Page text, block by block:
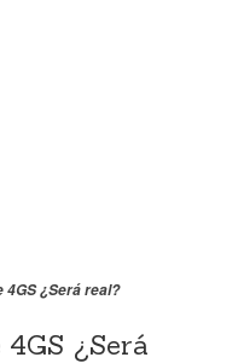
4GS ¿Será real?
¿Será